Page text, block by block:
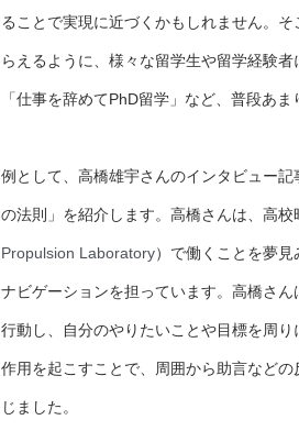
ることで実現に近づくかもしれません。
らえるように、様々な留学生や留学経験
「仕事を辞めてPhD留学」など、普段あ
例として、高橋雄宇さんのインタビュー
の法則」を紹介します。高橋さんは、高
Propulsion Laboratory）で働くことを夢
ナビゲーションを担っています。高橋さ
行動し、自分のやりたいことや目標を周
作用を起こすことで、周囲から助言など
じました。